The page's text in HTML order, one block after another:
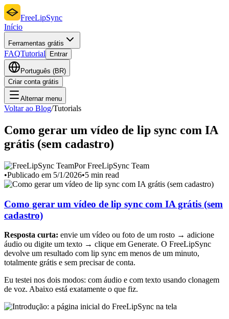
FreeLipSync
Início
Ferramentas grátis
FAQTutorial Entrar
Português (BR)
Criar conta grátis
Alternar menu
Voltar ao Blog/Tutorials
Como gerar um vídeo de lip sync com IA
grátis (sem cadastro)
Por FreeLipSync Team
•Publicado em 5/1/2026•5 min read
Como gerar um vídeo de lip sync com IA grátis (sem
cadastro)
Resposta curta: envie um vídeo ou foto de um rosto → adicione
áudio ou digite um texto → clique em Generate. O FreeLipSync
devolve um resultado com lip sync em menos de um minuto,
totalmente grátis e sem precisar de conta.
Eu testei nos dois modos: com áudio e com texto usando clonagem
de voz. Abaixo está exatamente o que fiz.